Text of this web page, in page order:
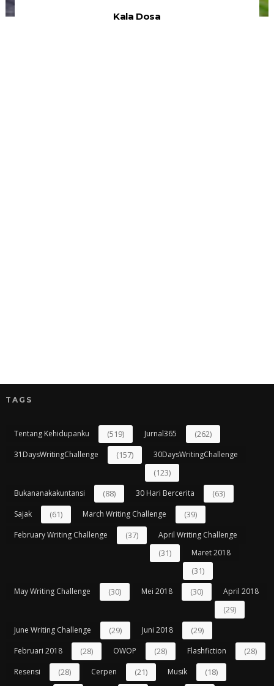
Kala Dosa
TAGS
Tentang Kehidupanku (519) Jurnal365 (262)
31DaysWritingChallenge (157) 30DaysWritingChallenge
(123)
Bukananakakuntansi (88) 30 Hari Bercerita (63)
Sajak (61) March Writing Challenge (39)
February Writing Challenge (37) April Writing Challenge
(31) Maret 2018
(31)
May Writing Challenge (30) Mei 2018 (30) April 2018
(29)
June Writing Challenge (29) Juni 2018 (29)
Februari 2018 (28) OWOP (28) Flashfiction (28)
Resensi (28) Cerpen (21) Musik (18)